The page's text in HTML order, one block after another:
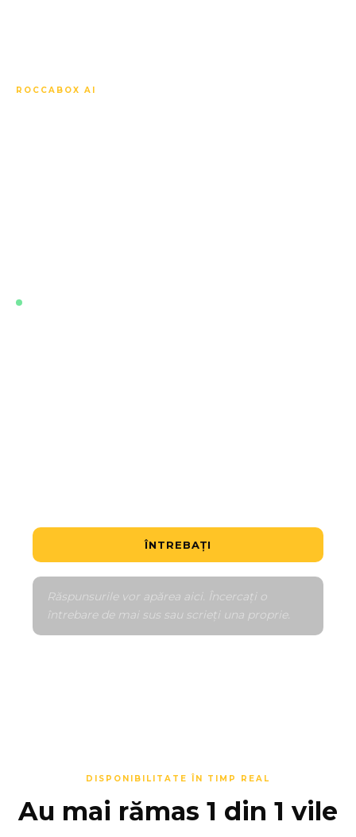
ROCCABOX AI
ÎNTREBAȚI
Răspunsurile vor apărea aici. Încercați o
întrebare de mai sus sau scrieți una proprie.
DISPONIBILITATE ÎN TIMP REAL
Au mai rămas 1 din 1 vile